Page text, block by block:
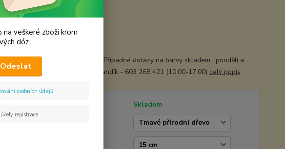
3,7
99 3,7
Již pouze doprodej Případné dotazy na barvy skladem : pondělí a
čtvrtek František Landík - 603 268 421 (10:00-17:00) celý popis
Skladem
veškeré zboží krom
dóz.
Odeslat
osobních údajů.
registrace.